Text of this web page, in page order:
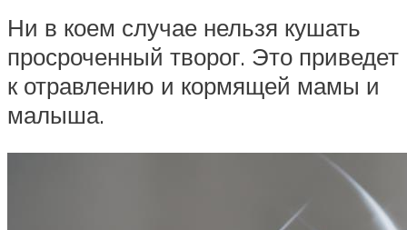
Ни в коем случае нельзя кушать
просроченный творог. Это приведет
к отравлению и кормящей мамы и
малыша.